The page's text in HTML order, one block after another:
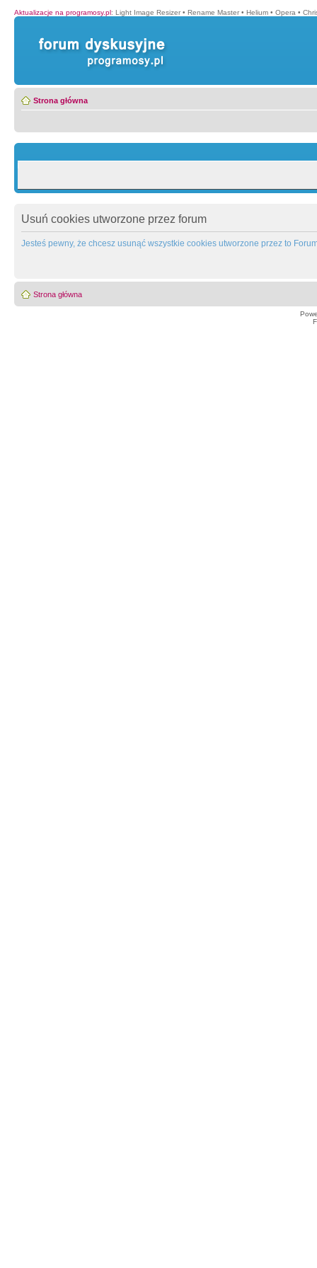
Aktualizacje na programosy.pl: Light Image Resizer • Rename Master • Helium • Opera •
Strona główna
Usuń cookies utworzone przez forum
Jesteś pewny, że chcesz usunąć wszystkie cookies utworzone przez to
Strona główna